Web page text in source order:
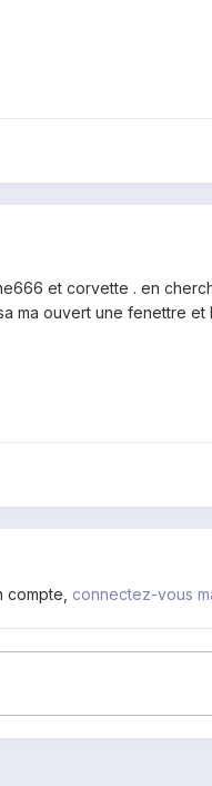
et corvette . en
ma ouvert une fenettre
connectez-vous